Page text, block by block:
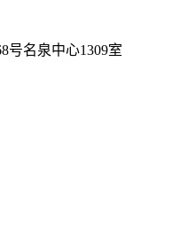
号名泉中心1309室